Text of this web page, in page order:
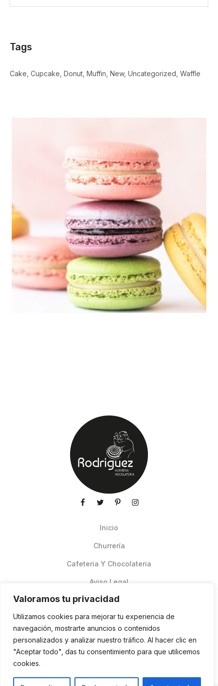
Valoramos tu privacidad
Utilizamos cookies para mejorar tu experiencia de
navegación, mostrarte anuncios o contenidos
personalizados y analizar nuestro tráfico. Al hacer clic en
"Aceptar todo", das tu consentimiento para que utilicemos
cookies.
Tags
Cake Cupcake Donut Muffin New Uncategorized Waffle
Inicio
Churrería
Cafeteria Y Chocolateria
Aviso Legal
Pedidos Online Glovo
Contacto